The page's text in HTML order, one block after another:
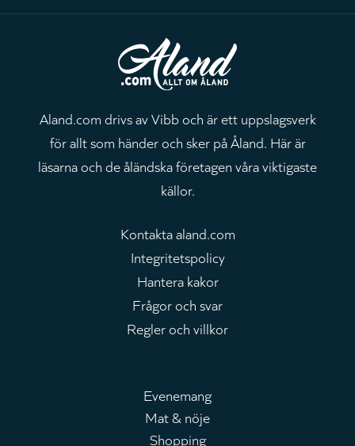
Aland.com drivs av Vibb och är ett uppslagsverk
för allt som händer och sker på Åland. Här är
läsarna och de åländska företagen våra viktigaste
källor.
Kontakta aland.com
Integritetspolicy
Hantera kakor
Frågor och svar
Regler och villkor
Huvudmeny
Evenemang
Mat & nöje
Shopping